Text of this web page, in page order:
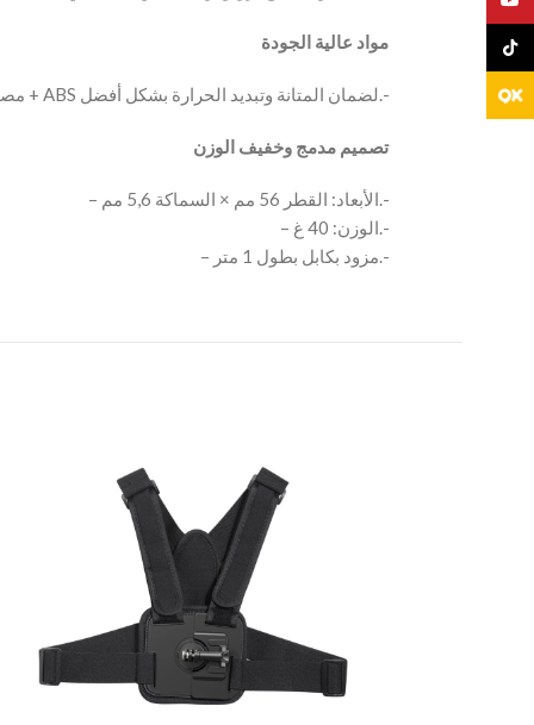
مواد عالية الجودة
– مصنوع من سبائك الألمنيوم + ABS لضمان المتانة وتبديد الحرارة بشكل أفضل.-
تصميم مدمج وخفيف الوزن
– الأبعاد: القطر 56 مم × السماكة 5,6 مم.-
– الوزن: 40 غ.-
– مزود بكابل بطول 1 متر.-